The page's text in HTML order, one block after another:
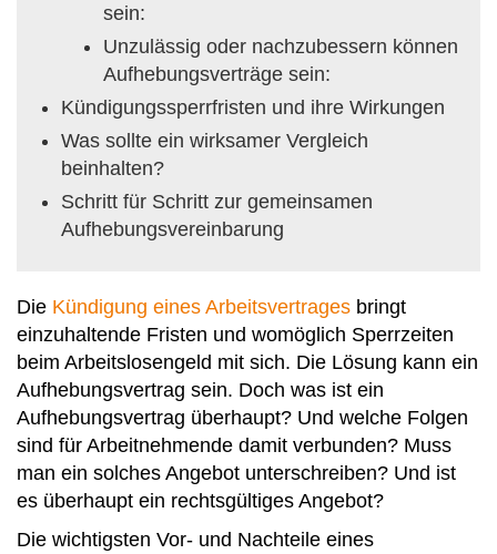
sein:
Unzulässig oder nachzubessern können
Aufhebungsverträge sein:
Kündigungssperrfristen und ihre Wirkungen
Was sollte ein wirksamer Vergleich
beinhalten?
Schritt für Schritt zur gemeinsamen
Aufhebungsvereinbarung
Die Kündigung eines Arbeitsvertrages bringt
einzuhaltende Fristen und womöglich Sperrzeiten
beim Arbeitslosengeld mit sich. Die Lösung kann ein
Aufhebungsvertrag sein. Doch was ist ein
Aufhebungsvertrag überhaupt? Und welche Folgen
sind für Arbeitnehmende damit verbunden? Muss
man ein solches Angebot unterschreiben? Und ist
es überhaupt ein rechtsgültiges Angebot?
Die wichtigsten Vor- und Nachteile eines